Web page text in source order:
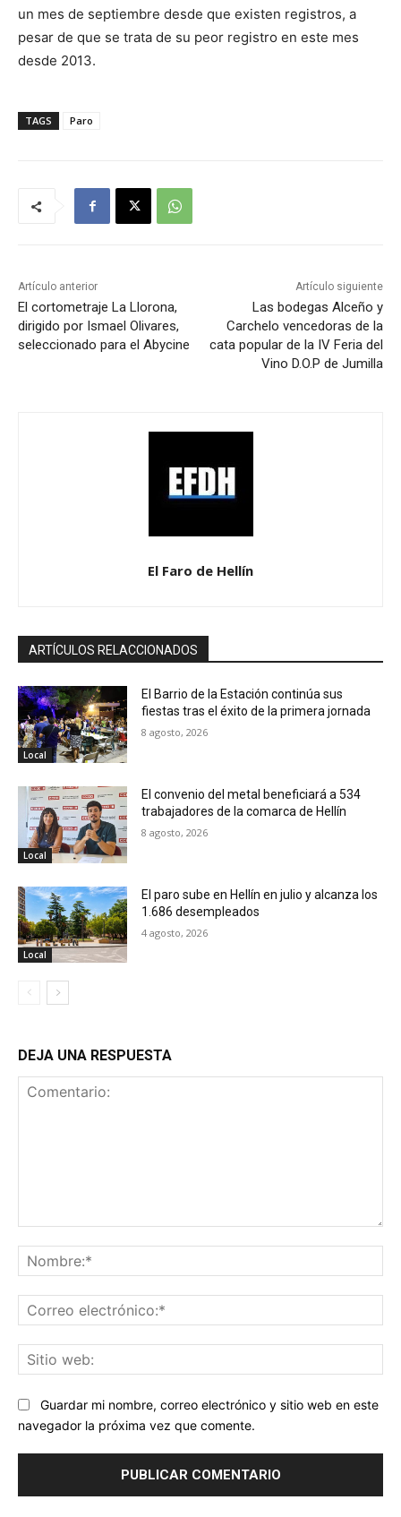
un mes de septiembre desde que existen registros, a
pesar de que se trata de su peor registro en este mes
desde 2013.
TAGS Paro
Artículo anterior
El cortometraje La Llorona,
dirigido por Ismael Olivares,
seleccionado para el Abycine
Artículo siguiente
Las bodegas Alceño y
Carchelo vencedoras de la
cata popular de la IV Feria del
Vino D.O.P de Jumilla
El Faro de Hellín
ARTÍCULOS RELACCIONADOS
Local
El Barrio de la Estación continúa sus
fiestas tras el éxito de la primera jornada
8 agosto, 2026
Local
El convenio del metal beneficiará a 534
trabajadores de la comarca de Hellín
8 agosto, 2026
Local
El paro sube en Hellín en julio y alcanza los
1.686 desempleados
4 agosto, 2026
DEJA UNA RESPUESTA
Guardar mi nombre, correo electrónico y sitio web en este
navegador la próxima vez que comente.